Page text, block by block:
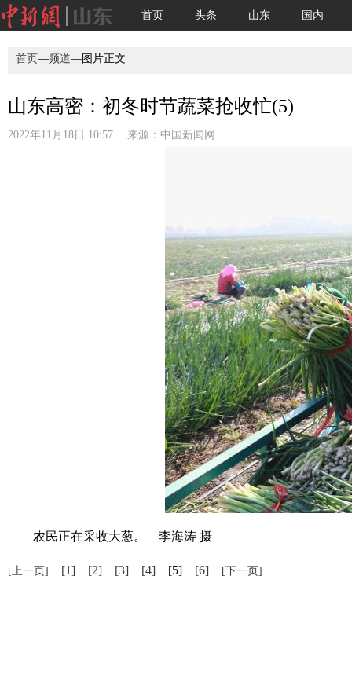
首页 头条 山东 国内
首页—频道—图片正文
山东高密：初冬时节蔬菜抢收忙(5)
2022年11月18日 10:57 来源： 中国新闻网
农民正在采收大葱。 李海涛 摄
[上一页] [1] [2] [3] [4] [5] [6] [下一页]